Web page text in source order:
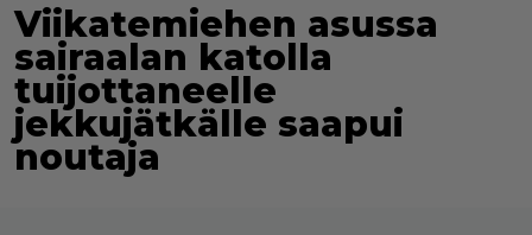
Viikatemiehen asussa
sairaalan katolla
tuijottaneelle
jekkujätkälle saapui
noutaja